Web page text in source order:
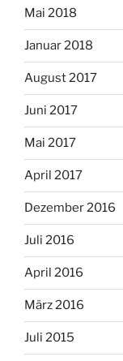
Mai 2018
Januar 2018
August 2017
Juni 2017
Mai 2017
April 2017
Dezember 2016
Juli 2016
April 2016
März 2016
Juli 2015